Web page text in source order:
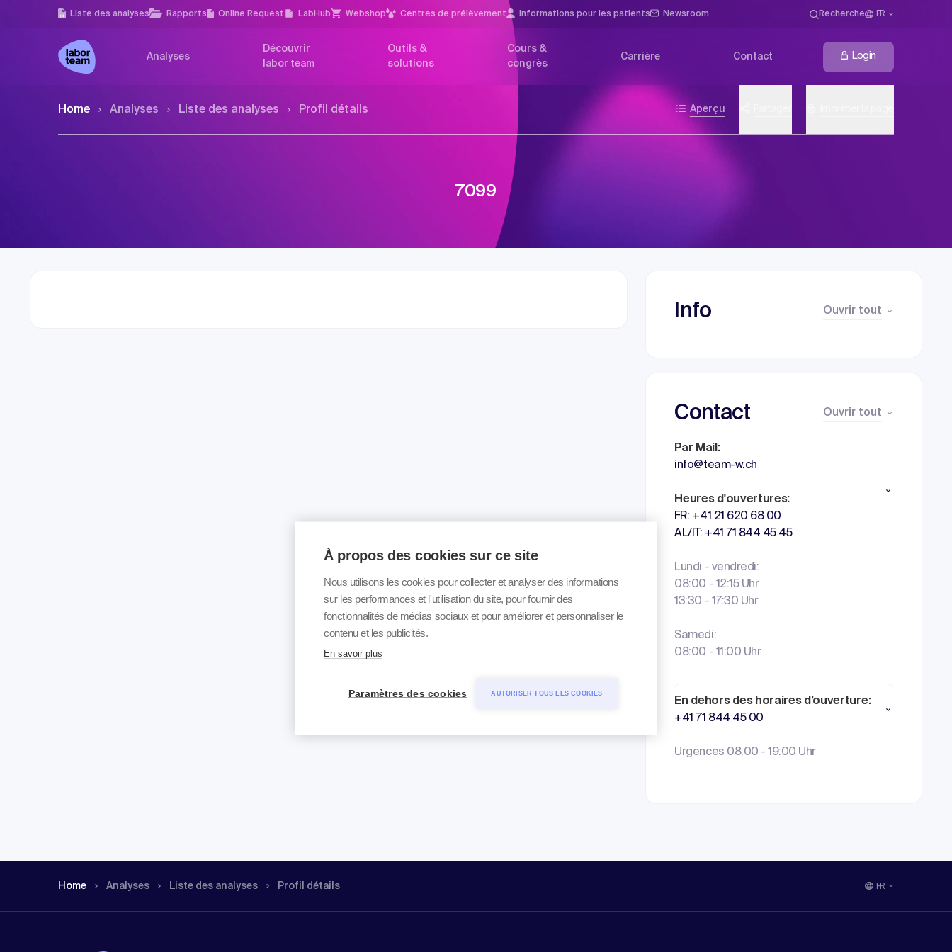
Liste des analyses Rapports Online Request LabHub Webshop Centres de prélèvement Infor­mations pour les patients Newsroom Recherche FR
Analyses
Découvrir
labor team
Outils &
solutions
Cours &
congrès
Carrière Contact Login
Home Analyses Liste des analyses Profil détails Aperçu
7099
Info Ouvrir tout
Contact Ouvrir tout
Par Mail:
info@team-w.ch
Heures d'ouvertures:
FR: +41 21 620 68 00
AL/IT: +41 71 844 45 45
Lundi - vendredi:
08:00 - 12:15 Uhr
13:30 - 17:30 Uhr
Samedi:
08:00 - 11:00 Uhr
En dehors des horaires d’ouverture:
+41 71 844 45 00
Urgences 08:00 - 19:00 Uhr
Home Analyses Liste des analyses Profil détails FR
À propos des cookies sur ce site
Nous utilisons les cookies pour collecter et analyser des informations
sur les performances et l'utilisation du site, pour fournir des
fonctionnalités de médias sociaux et pour améliorer et personnaliser le
contenu et les publicités.
En savoir plus
Paramètres des cookies AUTORISER TOUS LES COOKIES